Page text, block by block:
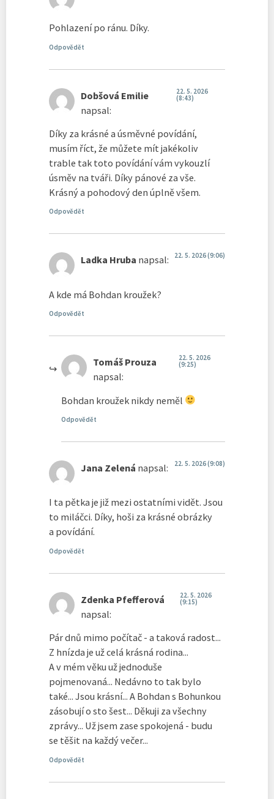
Pohlazení po ránu. Díky.
Odpovědět
Dobšová Emilie
napsal:
22. 5. 2026
(8:43)
Díky za krásné a úsměvné povídání,
musím říct, že můžete mít jakékoliv
trable tak toto povídání vám vykouzlí
úsměv na tváři. Díky pánové za vše.
Krásný a pohodový den úplně všem.
Odpovědět
Ladka Hruba napsal: 22. 5. 2026 (9:06)
A kde má Bohdan kroužek?
Odpovědět
Tomáš Prouza
napsal:
22. 5. 2026
(9:25)
Bohdan kroužek nikdy neměl
Odpovědět
Jana Zelená napsal: 22. 5. 2026 (9:08)
I ta pětka je již mezi ostatními vidět. Jsou
to miláčci. Díky, hoši za krásné obrázky
a povídání.
Odpovědět
Zdenka Pfefferová
napsal:
22. 5. 2026
(9:15)
Pár dnů mimo počítač - a taková radost...
Z hnízda je už celá krásná rodina...
A v mém věku už jednoduše
pojmenovaná... Nedávno to tak bylo
také... Jsou krásní... A Bohdan s Bohunkou
zásobují o sto šest... Děkuji za všechny
zprávy... Už jsem zase spokojená - budu
se těšit na každý večer...
Odpovědět